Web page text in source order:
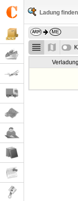
Ladung finden
Verladung